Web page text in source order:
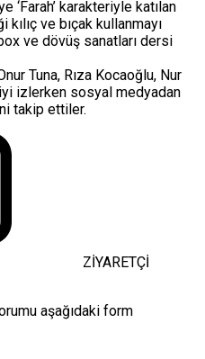
‘Farah’ karakteriyle katılan
ve bıçak kullanmayı
ve dövüş sanatları dersi
Tuna, Rıza Kocaoğlu, Nur
izlerken sosyal medyadan
takip ettiler.
ZİYARETÇİ
aşağıdaki form